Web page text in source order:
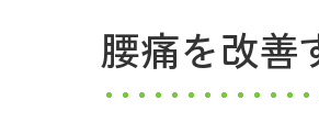
腰痛を改善